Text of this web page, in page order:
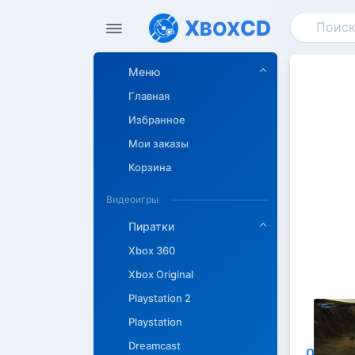
XBOXCD
Меню
Главная
Избранное
Мои заказы
Корзина
Видеоигры
Пиратки
Xbox 360
Xbox Original
Playstation 2
Playstation
Dreamcast